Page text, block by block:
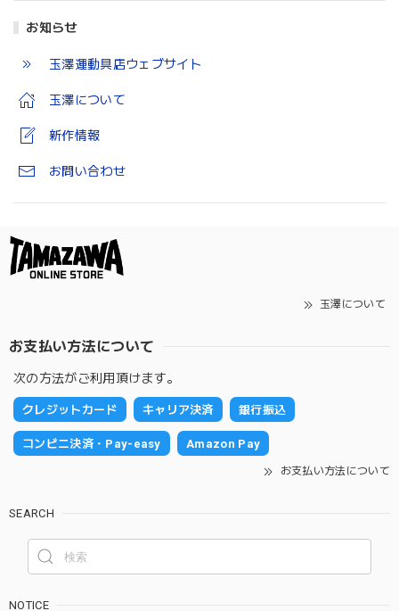
お知らせ
玉澤運動具店ウェブサイト
玉澤について
新作情報
お問い合わせ
玉澤について
お支払い方法について
次の方法がご利用頂けます。
クレジットカード キャリア決済 銀行振込
コンビニ決済・Pay-easy Amazon Pay
お支払い方法について
SEARCH
NOTICE